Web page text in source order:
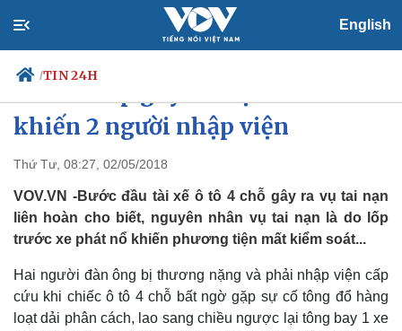
English
/TIN 24H
Chính trị
Đảng
Tổ chức nhân sự
Quốc hội
Nhận diện sự thật
Tin 24h
Dự báo thời tiết
Giáo dục
Dấu ấn VOV
Việc làm
Biển đảo
khiến 2 người nhập viện
Thứ Tư, 08:27, 02/05/2018
VOV.VN -Bước đầu tài xế ô tô 4 chỗ gây ra vụ tai nạn
liên hoàn cho biết, nguyên nhân vụ tai nạn là do lốp
trước xe phát nổ khiến phương tiện mất kiểm soát...
Hai người đàn ông bị thương nặng và phải nhập viện cấp
cứu khi chiếc ô tô 4 chỗ bất ngờ gặp sự cố tông đổ hàng
loạt dải phân cách, lao sang chiều ngược lại tông bay 1 xe